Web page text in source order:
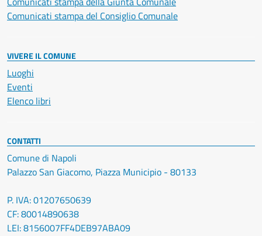
Comunicati stampa del Consiglio Comunale
VIVERE IL COMUNE
Luoghi
Eventi
Elenco libri
CONTATTI
Comune di Napoli
Palazzo San Giacomo, Piazza Municipio - 80133
P. IVA: 01207650639
CF: 80014890638
LEI: 8156007FF4DEB97ABA09